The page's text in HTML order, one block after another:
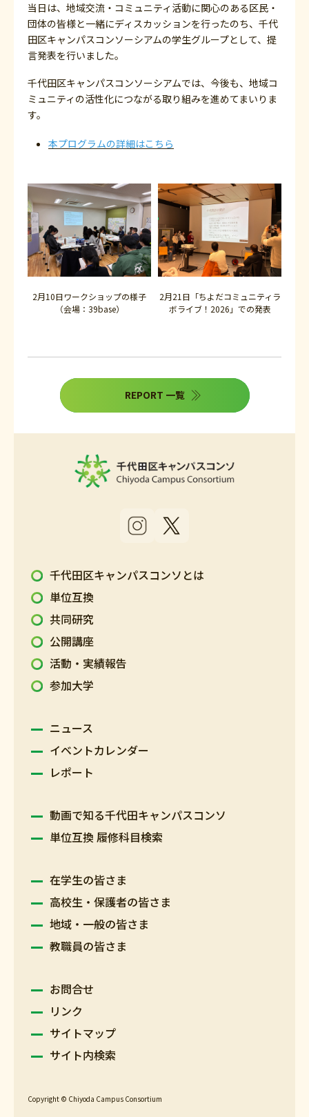
当日は、地域交流・コミュニティ活動に関心のある区民・
団体の皆様と一緒にディスカッションを行ったのち、千代
田区キャンパスコンソーシアムの学生グループとして、提
言発表を行いました。
千代田区キャンパスコンソーシアムでは、今後も、地域コ
ミュニティの活性化につながる取り組みを進めてまいりま
す。
本プログラムの詳細はこちら
2月10日ワークショップの様子
（会場：39base）
2月21日「ちよだコミュニティラ
ボライブ！2026」での発表
REPORT 一覧
千代田区キャンパスコンソとは
単位互換
共同研究
公開講座
活動・実績報告
参加大学
ニュース
イベントカレンダー
レポート
動画で知る千代田キャンパスコンソ
単位互換 履修科目検索
在学生の皆さま
高校生・保護者の皆さま
地域・一般の皆さま
教職員の皆さま
お問合せ
リンク
サイトマップ
サイト内検索
Copyright © Chiyoda Campus Consortium